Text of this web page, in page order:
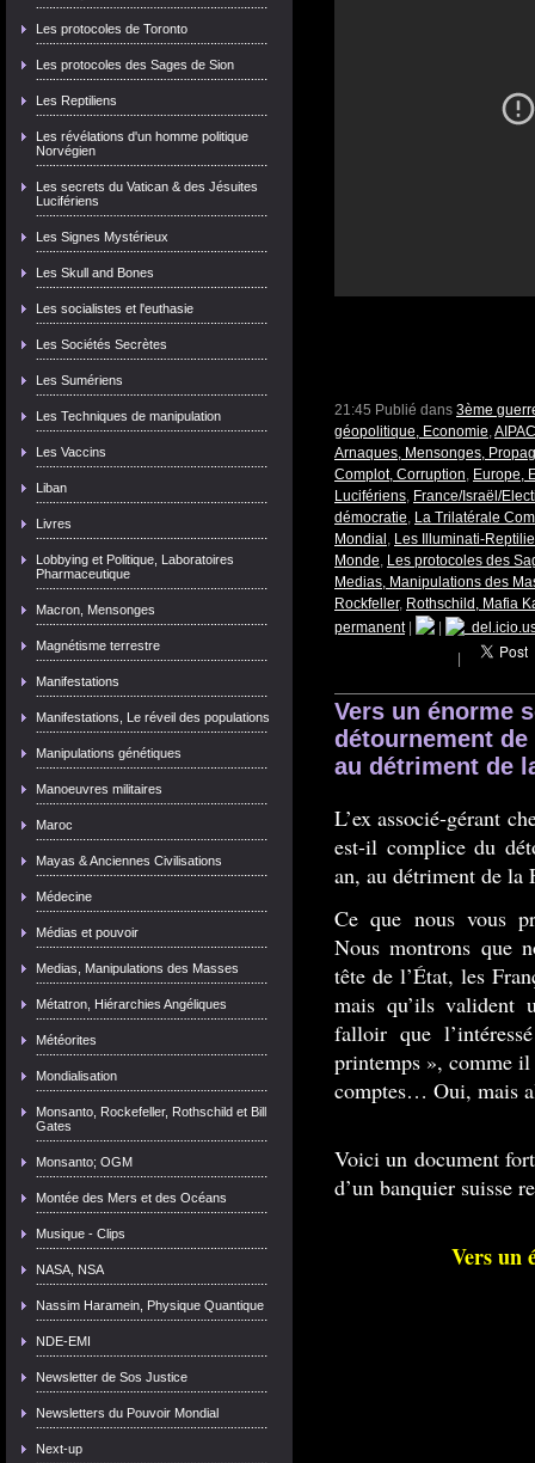
Les protocoles de Toronto
Les protocoles des Sages de Sion
Les Reptiliens
Les révélations d'un homme politique
Norvégien
Les secrets du Vatican & des Jésuites
Lucifériens
Les Signes Mystérieux
Les Skull and Bones
Les socialistes et l'euthasie
Les Sociétés Secrètes
Les Sumériens
Les Techniques de manipulation
Les Vaccins
Liban
Livres
Lobbying et Politique, Laboratoires
Pharmaceutique
Macron, Mensonges
Magnétisme terrestre
Manifestations
Manifestations, Le réveil des populations
Manipulations génétiques
Manoeuvres militaires
Maroc
Mayas & Anciennes Civilisations
Médecine
Médias et pouvoir
Medias, Manipulations des Masses
Métatron, Hiérarchies Angéliques
Météorites
Mondialisation
Monsanto, Rockefeller, Rothschild et Bill
Gates
Monsanto; OGM
Montée des Mers et des Océans
Musique - Clips
NASA, NSA
Nassim Haramein, Physique Quantique
NDE-EMI
Newsletter de Sos Justice
Newsletters du Pouvoir Mondial
Next-up
21:45 Publié dans 3ème
géopolitique, Economie,
Arnaques, Mensonges,
Complot, Corruption, Europe,
Lucifériens, France/Israël/
démocratie, La Trilatérale
Mondial , Les Illuminati-
Monde, Les protocoles des
Medias, Manipulations des
Rockfeller, Rothschild, Mafia
permanent|
Vers un énorme
détournement
au détriment de
L’ex associé-gérant
est-il complice du
an, au détriment de la
Ce que nous vous
Nous montrons que
tête de l’État, les
mais qu’ils valident
falloir que
printemps », comme
comptes… Oui, mais
Voici un document
d’un banquier suisse
Vers un